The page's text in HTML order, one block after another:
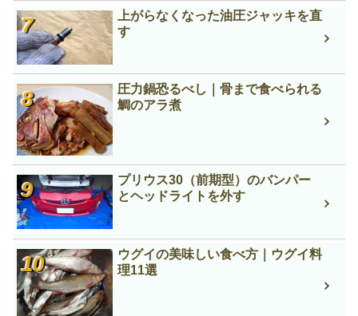
上がらなくなった油圧ジャッキを直
す
圧力鍋恐るべし｜骨まで食べられる
鯛のアラ煮
プリウス30（前期型）のバンパー
とヘッドライトを外す
ウグイの美味しい食べ方｜ウグイ料
理11選